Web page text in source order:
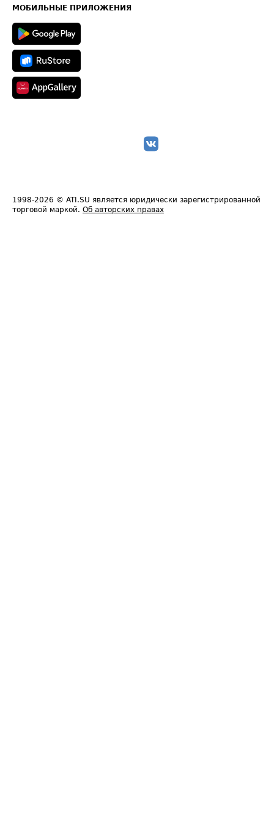
Техническая информация
МОБИЛЬНЫЕ ПРИЛОЖЕНИЯ
1998-2026 © ATI.SU является юридически зарегистрированной
торговой маркой. Об авторских правах